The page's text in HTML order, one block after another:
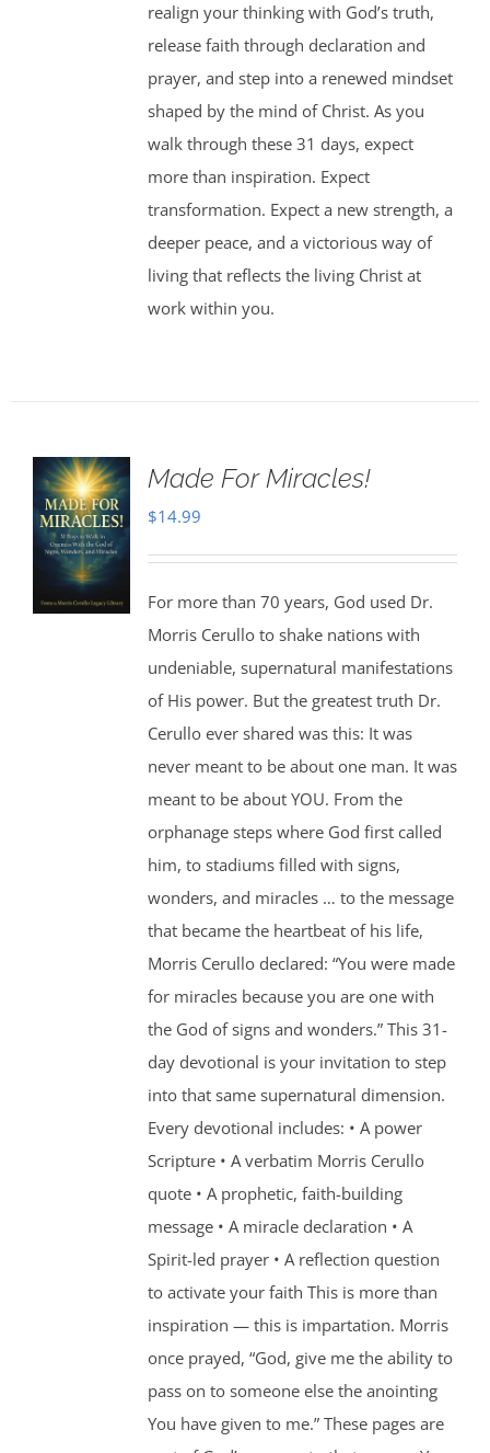
realign your thinking with God’s truth,
release faith through declaration and
prayer, and step into a renewed mindset
shaped by the mind of Christ. As you
walk through these 31 days, expect
more than inspiration. Expect
transformation. Expect a new strength, a
deeper peace, and a victorious way of
living that reflects the living Christ at
work within you.
Made For Miracles!
$14.99
For more than 70 years, God used Dr.
Morris Cerullo to shake nations with
undeniable, supernatural manifestations
of His power. But the greatest truth Dr.
Cerullo ever shared was this: It was
never meant to be about one man. It was
meant to be about YOU. From the
orphanage steps where God first called
him, to stadiums filled with signs,
wonders, and miracles … to the message
that became the heartbeat of his life,
Morris Cerullo declared: “You were made
for miracles because you are one with
the God of signs and wonders.” This 31-
day devotional is your invitation to step
into that same supernatural dimension.
Every devotional includes: • A power
Scripture • A verbatim Morris Cerullo
quote • A prophetic, faith-building
message • A miracle declaration • A
Spirit-led prayer • A reflection question
to activate your faith This is more than
inspiration — this is impartation. Morris
once prayed, “God, give me the ability to
pass on to someone else the anointing
You have given to me.” These pages are